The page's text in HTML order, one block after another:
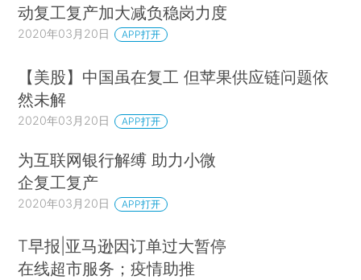
动复工复产加大减负稳岗力度
2020年03月20日 APP打开
【美股】中国虽在复工 但苹果供应链问题依
然未解
2020年03月20日 APP打开
为互联网银行解缚 助力小微
企复工复产
2020年03月20日 APP打开
T早报|亚马逊因订单过大暂停
在线超市服务；疫情助推